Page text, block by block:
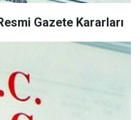
Gazete Kararları